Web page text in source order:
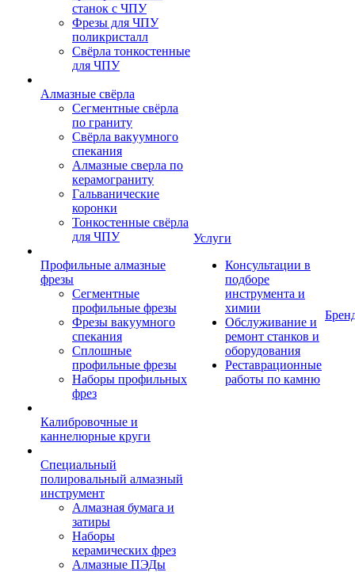
станок с ЧПУ
Фрезы для ЧПУ
поликристалл
Свёрла тонкостенные
для ЧПУ
Алмазные свёрла
Сегментные свёрла
по граниту
Свёрла вакуумного
спекания
Алмазные сверла по
керамограниту
Гальванические
коронки
Тонкостенные свёрла
для ЧПУ
Профильные алмазные
фрезы
Сегментные
профильные фрезы
Фрезы вакуумного
спекания
Сплошные
профильные фрезы
Наборы профильных
фрез
Калибровочные и
каннелюрные круги
Специальный
полировальный алмазный
инструмент
Алмазная бумага и
затиры
Наборы
керамических фрез
Алмазные ПЭДы
Услуги
Консультации в
подборе
инструмента и
химии
Обслуживание и
ремонт станков и
оборудования
Реставрационные
работы по камню